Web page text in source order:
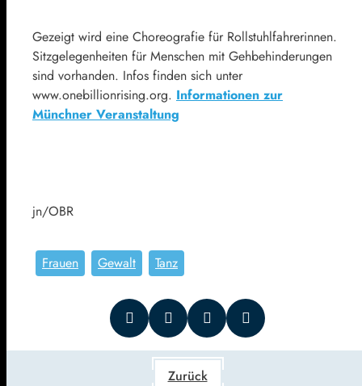
Gezeigt wird eine Choreografie für Rollstuhlfahrerinnen.
Sitzgelegenheiten für Menschen mit Gehbehinderungen
sind vorhanden. Infos finden sich unter
www.onebillionrising.org. Informationen zur
Münchner Veranstaltung
jn/OBR
Frauen Gewalt Tanz
Zurück